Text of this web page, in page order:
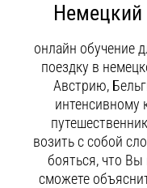
Немецкий
онлайн обучение
поездку в
Австрию,
интенсивному
возить с собой
бояться, что Вы
сможете